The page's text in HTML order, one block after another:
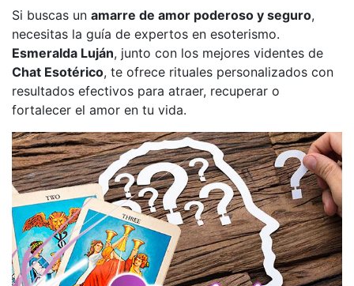
Si buscas un amarre de amor poderoso y seguro,
necesitas la guía de expertos en esoterismo.
Esmeralda Luján, junto con los mejores videntes de
Chat Esotérico, te ofrece rituales personalizados con
resultados efectivos para atraer, recuperar o
fortalecer el amor en tu vida.